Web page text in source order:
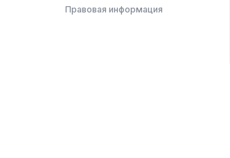
Правовая информация